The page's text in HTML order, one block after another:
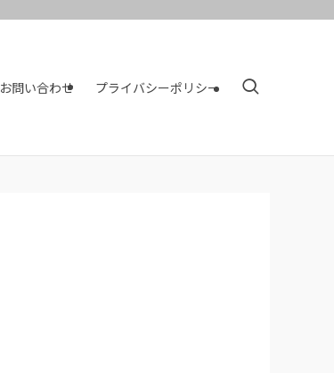
お問い合わせ プライバシーポリシー